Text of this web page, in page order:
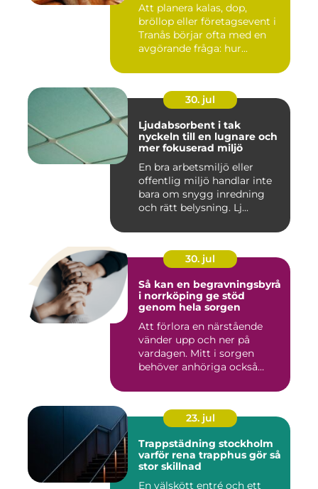
Att planera kalas, dop,
bröllop eller företagsevent i
Tranås börjar ofta med en
avgörande fråga: hur...
30. jul
Ljudabsorbent i tak
nyckeln till en lugnare och
mer fokuserad miljö
En bra arbetsmiljö eller
offentlig miljö handlar inte
bara om snygg inredning
och rätt belysning. Lj...
30. jul
Så kan en begravningsbyrå
i norrköping ge stöd
genom hela sorgen
Att förlora en närstående
vänder upp och ner på
vardagen. Mitt i sorgen
behöver anhöriga också
23. jul
Trappstädning stockholm
varför rena trapphus gör så
stor skillnad
En välskött entré och ett